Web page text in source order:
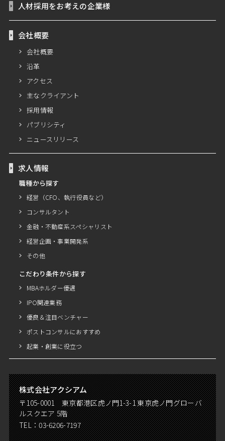
人材採用をお考えの企業様
会社概要
会社概要
沿革
アクセス
主なクライアント
採用情報
パブリシティ
ニュースリリース
求人情報
職種から探す
経営（CFO、執行役員など）
コンサルタント
金融・不動産系スペシャリスト
経営企画・事業開発系
その他
こだわり条件から探す
MBAホルダー優遇
IPO関連業務
優良＆注目ベンチャー
ポストコンサルにおすすめ
起業・創業に役立つ
株式会社アクシアム
〒105-0001 東京都港区虎ノ門1-3-1 東京虎ノ門グローバ
ルスクエア 5階
TEL：03-6206-7197